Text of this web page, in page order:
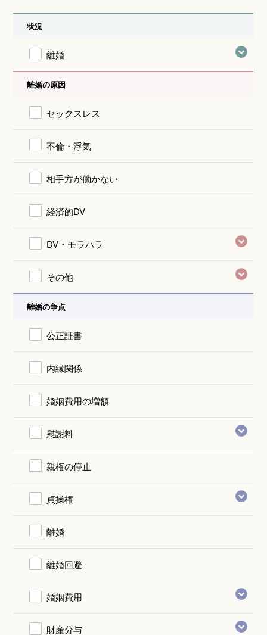
状況
離婚
離婚の原因
セックスレス
不倫・浮気
相手方が働かない
経済的DV
DV・モラハラ
その他
離婚の争点
公正証書
内縁関係
婚姻費用の増額
慰謝料
親権の停止
貞操権
離婚
離婚回避
婚姻費用
財産分与